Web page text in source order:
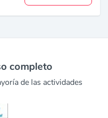
completo
de las actividades